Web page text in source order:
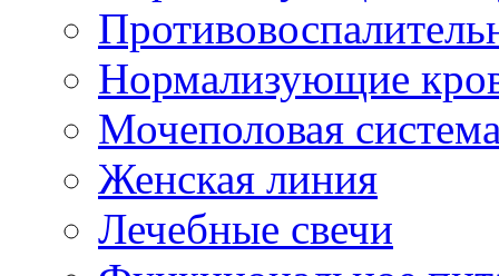
Нормализующие
Мочеполовая
Женская линия
Лечебные свечи